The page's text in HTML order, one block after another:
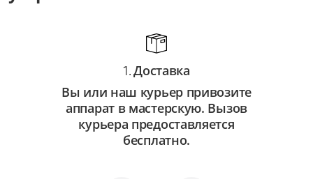
от 750 ₽
Ремонт автофокуса
от 2 250 ₽
Замена объектива
1.Доставка
Вы или наш курьер привозите
аппарат в мастерскую. Вызов
курьера предоставляется
бесплатно.